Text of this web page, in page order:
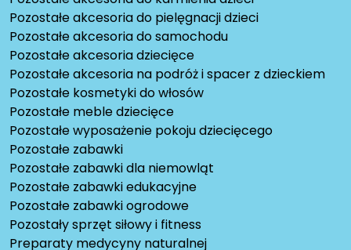
Pozostałe akcesoria do pielęgnacji dzieci
Pozostałe akcesoria do samochodu
Pozostałe akcesoria dziecięce
Pozostałe akcesoria na podróż i spacer z dzieckiem
Pozostałe kosmetyki do włosów
Pozostałe meble dziecięce
Pozostałe wyposażenie pokoju dziecięcego
Pozostałe zabawki
Pozostałe zabawki dla niemowląt
Pozostałe zabawki edukacyjne
Pozostałe zabawki ogrodowe
Pozostały sprzęt siłowy i fitness
Preparaty medycyny naturalnej